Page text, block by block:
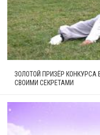
ЗОЛОТОЙ ПРИЗЁР КОНКУРСА
СВОИМИ СЕКРЕТАМИ